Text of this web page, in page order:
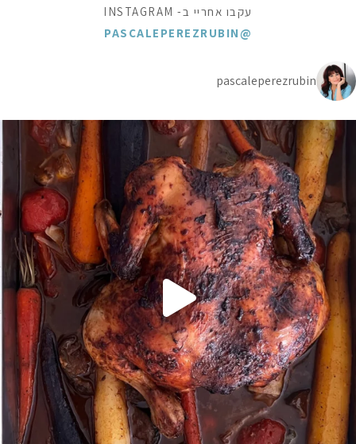
עקבו אחריי ב- INSTAGRAM
@PASCALEPEREZRUBIN
pascaleperezrubin